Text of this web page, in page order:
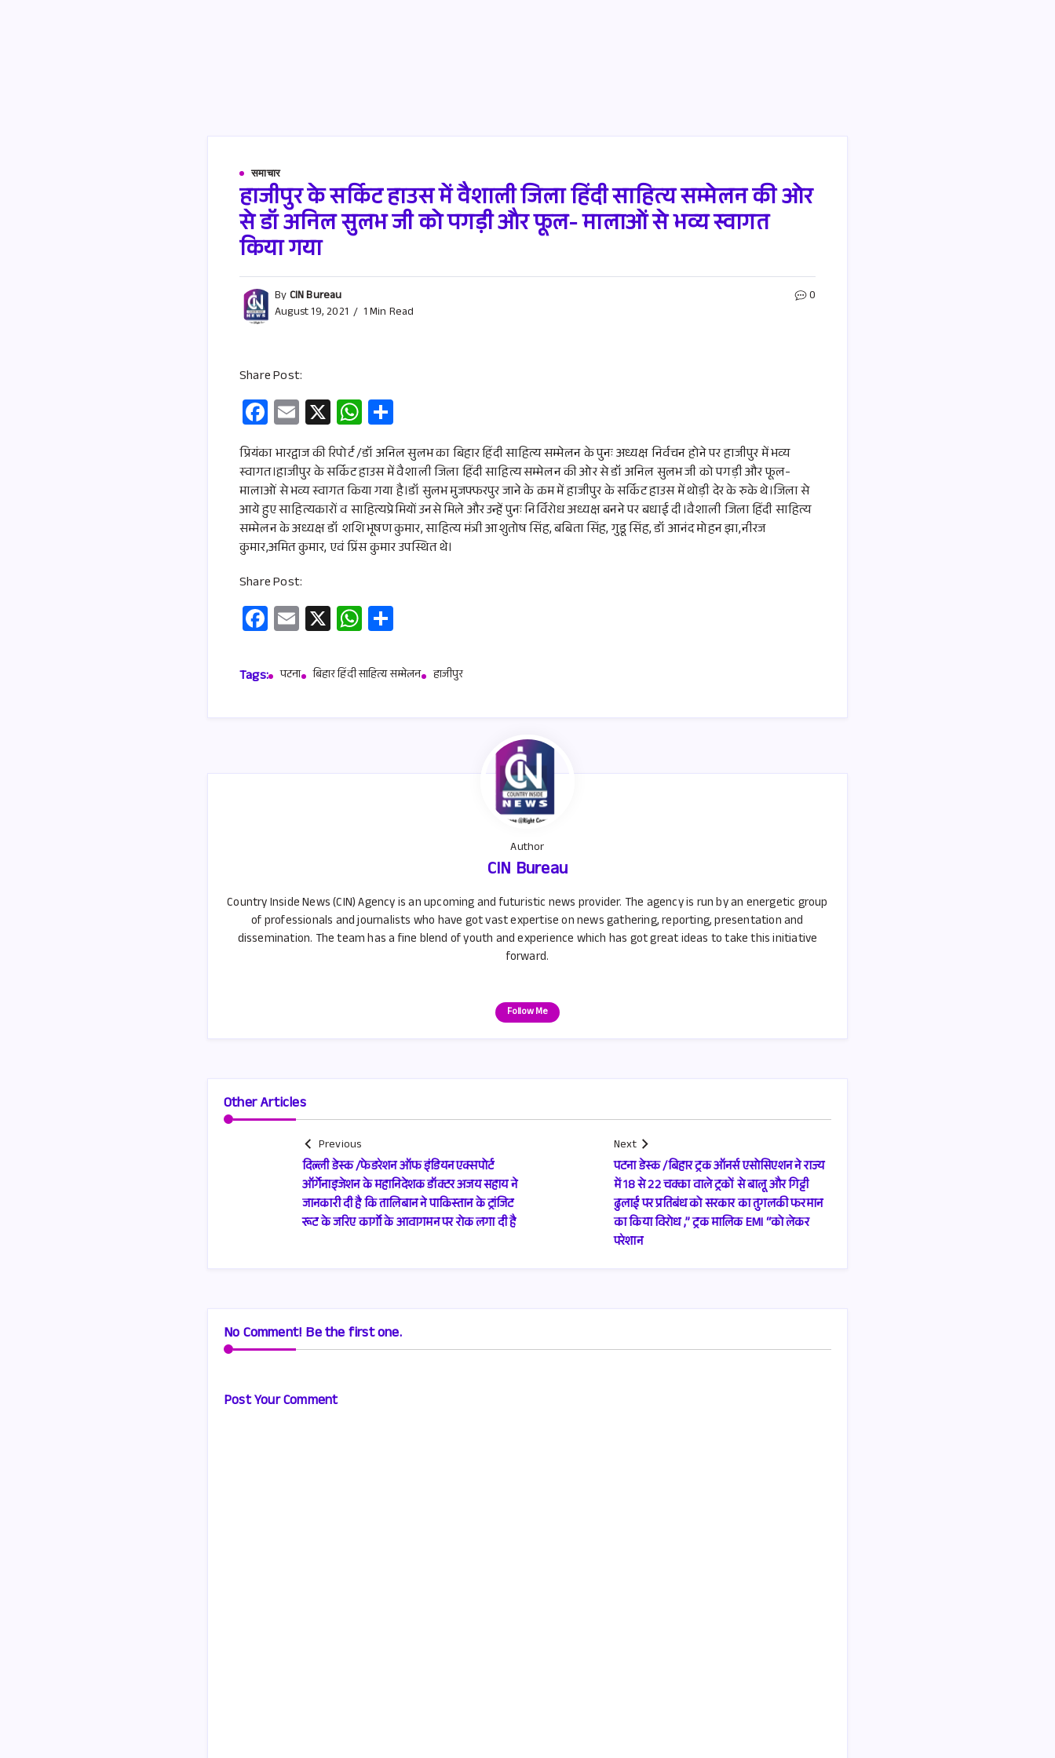
समाचार
हाजीपुर के सर्किट हाउस में वैशाली जिला हिंदी साहित्य सम्मेलन की ओर
से डॉ अनिल सुलभ जी को पगड़ी और फूल- मालाओं से भव्य स्वागत
किया गया
ByCIN Bureau
August 19, 2021
1 Min Read
0
Share Post:
Fa
ce
b
o
o
k
E
m
ail
X W
h
at
s
A
p
p
h
ar
e
प्रियंका भारद्वाज की रिपोर्ट /डॉ अनिल सुलभ का बिहार हिंदी साहित्य सम्मेलन के पुनः अध्यक्ष निर्वचन होने पर हाजीपुर में भव्य
स्वागत।हाजीपुर के सर्किट हाउस में वैशाली जिला हिंदी साहित्य सम्मेलन की ओर से डॉ अनिल सुलभ जी को पगड़ी और फूल-
मालाओं से भव्य स्वागत किया गया है।डॉ सुलभ मुजफ्फरपुर जाने के क्रम में हाजीपुर के सर्किट हाउस में थोड़ी देर के रुके थे।जिला से
आये हुए साहित्यकारों व साहित्यप्रेमियों उनसे मिले और उन्हें पुनः निर्विरोध अध्यक्ष बनने पर बधाई दी।वैशाली जिला हिंदी साहित्य
सम्मेलन के अध्यक्ष डॉ शशि भूषण कुमार, साहित्य मंत्री आशुतोष सिंह, बबिता सिंह, गुडू सिंह, डॉ आनंद मोहन झा,नीरज
कुमार,अमित कुमार, एवं प्रिंस कुमार उपस्थित थे।
Share Post:
Fa
ce
b
E
m
ail
X W
h
at ar
Tags: पटना बिहार हिंदी साहित्य सम्मेलन हाजीपुर
Author
CIN Bureau
Country Inside News (CIN) Agency is an upcoming and futuristic news provider. The agency is run by an energetic group
of professionals and journalists who have got vast expertise on news gathering, reporting, presentation and
dissemination. The team has a fine blend of youth and experience which has got great ideas to take this initiative
forward.
Follow Me
Other Articles
Previous
दिल्ली डेस्क /फेडरेशन ऑफ इंडियन एक्सपोर्ट
ऑर्गेनाइजेशन के महानिदेशक डॉक्टर अजय सहाय ने
जानकारी दी है कि तालिबान ने पाकिस्तान के ट्रांजिट
रूट के जरिए कार्गो के आवागमन पर रोक लगा दी है
Next
पटना डेस्क /बिहार ट्रक ऑनर्स एसोसिएशन ने राज्य
में 18 से 22 चक्का वाले ट्रकों से बालू और गिट्टी
ढुलाई पर प्रतिबंध को सरकार का तुगलकी फरमान
का किया विरोध ,” ट्रक मालिक EMI “को लेकर
परेशान
No Comment! Be the first one.
Post Your Comment